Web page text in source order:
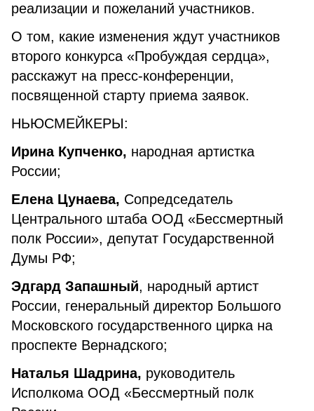
реализации и пожеланий участников.
О том, какие изменения ждут участников
второго конкурса «Пробуждая сердца»,
расскажут на пресс-конференции,
посвященной старту приема заявок.
НЬЮСМЕЙКЕРЫ:
Ирина Купченко, народная артистка
России;
Елена Цунаева, Сопредседатель
Центрального штаба ООД «Бессмертный
полк России», депутат Государственной
Думы РФ;
Эдгард Запашный, народный артист
России, генеральный директор Большого
Московского государственного цирка на
проспекте Вернадского;
Наталья Шадрина, руководитель
Исполкома ООД «Бессмертный полк